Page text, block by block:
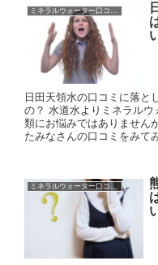
ミネラルウォーター口コミに落とし穴？
日田天領水の口コミに落
の？ 水道水よりミネラル
類にお悩みではありません
たみなさんの口コミをみて